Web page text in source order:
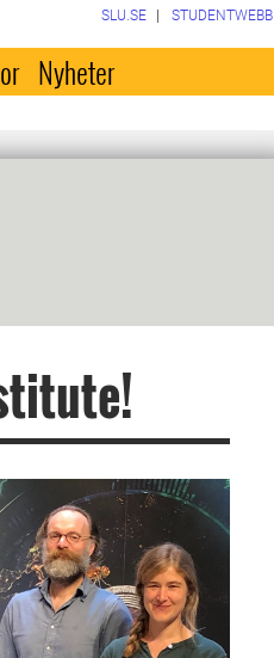
SLU.SE STUDENTWEBB
Nyheter